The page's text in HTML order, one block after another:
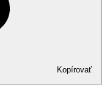
Kopírovať